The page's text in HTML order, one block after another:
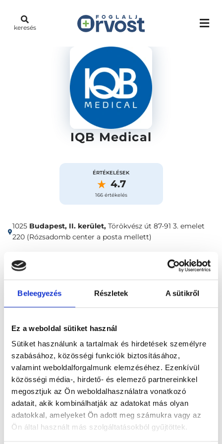
Beleegyezés Részletek A sütikről
Ez a weboldal sütiket használ
Sütiket használunk a tartalmak és hirdetések személyre
szabásához, közösségi funkciók biztosításához,
valamint weboldalforgalmunk elemzéséhez. Ezenkívül
közösségi média-, hirdető- és elemező partnereinkkel
megosztjuk az Ön weboldalhasználatra vonatkozó
adatait, akik kombinálhatják az adatokat más olyan
adatokkal, amelyeket Ön adott meg számukra vagy az
Ön által használt más szolgáltatásokból gyűjtöttek.
keresés
IQB Medical
ÉRTÉKELÉSEK
4.7
166 értékelés
1025 Budapest, II. kerület, Törökvész út 87-91 3. emelet
220 (Rózsadomb center a posta mellett)
Időpontfoglalás Vélemények
Főoldal Klinikák
Ayurveda orvos, Budapest, II. kerület IQB Medical